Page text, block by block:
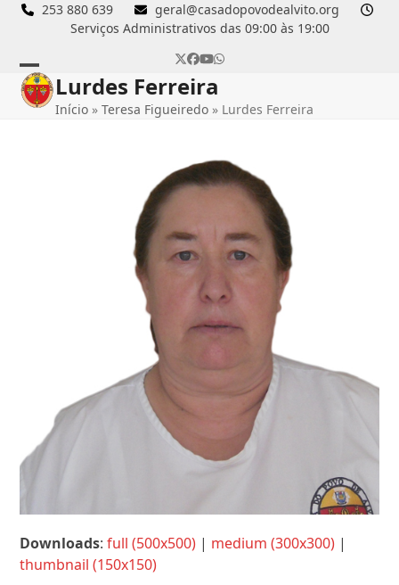
Skip
253 880 639
geral@casadopovodealvito.org
Serviços Administrativos das 09:00 às 19:00
Twitter
Facebook
YouTube
Whatsapp
Open
mobile
Close
mobile
Lurdes Ferreira
Início »Teresa Figueiredo » Lurdes Ferreira
Downloads:full (500x500) | medium (300x300) |
thumbnail (150x150)